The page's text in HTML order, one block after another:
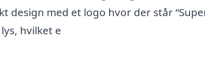
design med et logo hvor der står
hvilket e